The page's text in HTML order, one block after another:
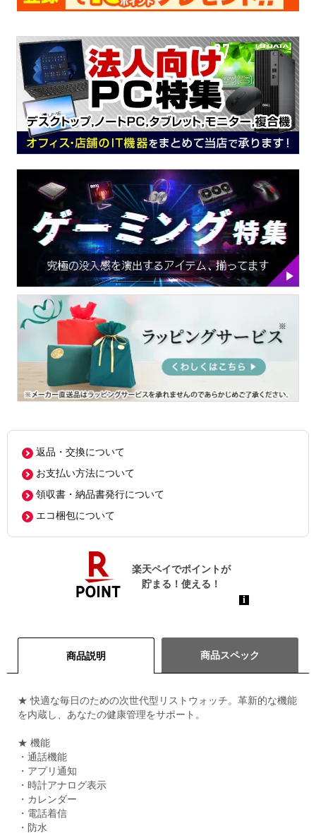
返品・交換について
お支払い方法について
領収書・納品書発行について
エコ梱包について
商品説明 商品スペック
★ 快適な毎日のための次世代型リストウォッチ。革新的な機能
を内蔵し、あなたの健康管理をサポート。
★ 機能
・通話機能
・アプリ通知
・時計アナログ表示
・カレンダー
・電話着信
・防水